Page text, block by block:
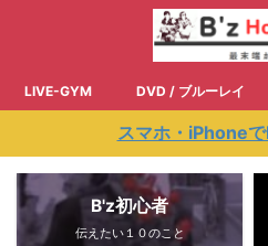
LIVE-GYM DVD / ブルーレイ
スマホ・iPhoneで
B'z初心者
伝えたい１０のこと